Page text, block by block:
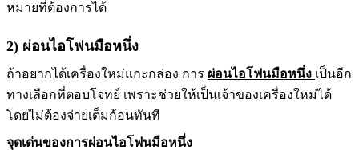
หมายที่ต้องการได้
2) ผ่อนไอโฟนมือหนึ่ง
ถ้าอยากได้เครื่องใหม่แกะกล่อง การ ผ่อนไอโฟนมือหนึ่ง เป็นอีก
ทางเลือกที่ตอบโจทย์ เพราะช่วยให้เป็นเจ้าของเครื่องใหม่ได้
โดยไม่ต้องจ่ายเต็มก้อนทันที
จุดเด่นของการผ่อนไอโฟนมือหนึ่ง